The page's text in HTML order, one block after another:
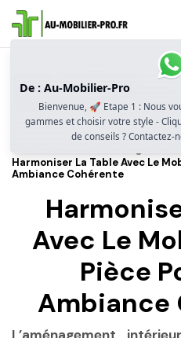
Quelle Table De Réunion Choisir
Usage Professionnel
Design Et Matériaux : Une
Harmoniser La Table Avec Le
Ambiance Cohérente
Avec Le
Pièce
Ambiance
L’aménagement
De : Au-Mobilier-Pro
Bienvenue, 🚀 Etape 1 : Nous
gammes et choisir votre style -
de conseils ? Contactez-